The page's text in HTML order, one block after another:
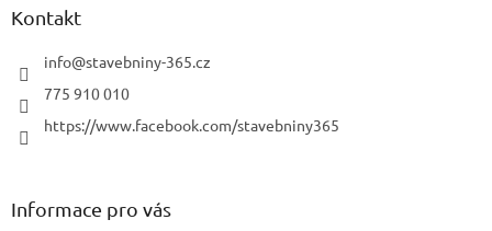
Kontakt
info@stavebniny-365.cz
775 910 010
https://www.facebook.com/stavebniny365
Informace pro vás